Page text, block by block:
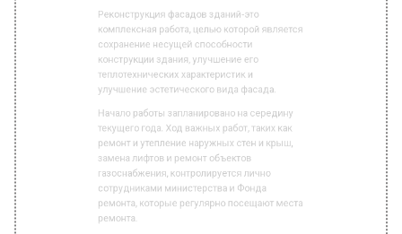
улучшение эстетического вида фасада.
Начало работы запланировано на середину
текущего года. Ход важных работ, таких как
ремонт и утепление наружных стен и крыш,
замена лифтов и ремонт объектов
газоснабжения, контролируется лично
сотрудниками министерства и Фонда
ремонта, которые регулярно посещают места
ремонта.